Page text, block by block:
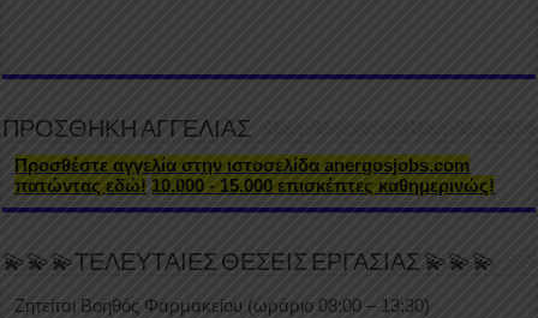
ΠΡΟΣΘΗΚΗ ΑΓΓΕΛΙΑΣ
Προσθέστε αγγελία στην ιστοσελίδα anergosjobs.com
πατώντας εδώ! 10.000 - 15.000 επισκέπτες καθημερινώς!
💫💫💫ΤΕΛΕΥΤΑΙΕΣ ΘΕΣΕΙΣ ΕΡΓΑΣΙΑΣ 💫💫💫
Ζητείται Βοηθός Φαρμακείου (ωράριο 08:00 – 13:30)